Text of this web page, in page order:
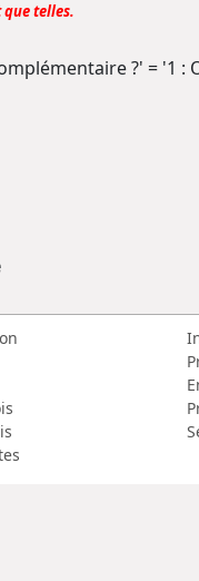
telles.
?' = '1